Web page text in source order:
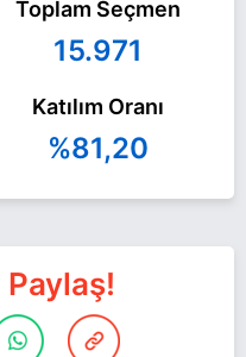
Toplam Seçmen
15.971
Katılım Oranı
%81,20
Paylaş!